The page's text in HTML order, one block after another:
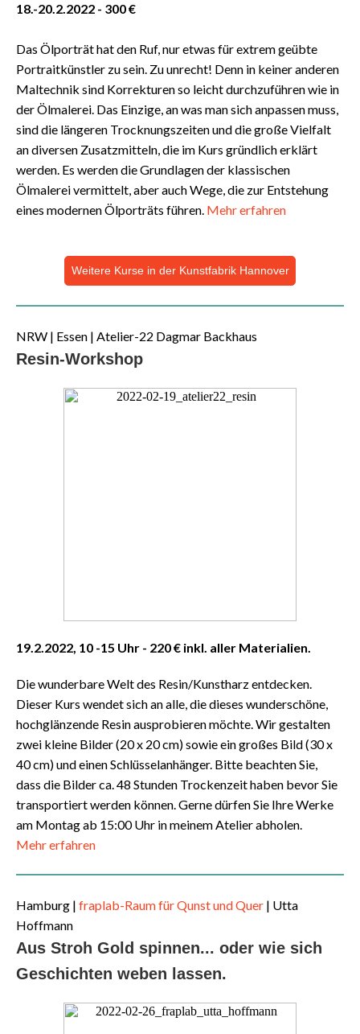
18.-20.2.2022 - 300 €
Das Ölporträt hat den Ruf, nur etwas für extrem geübte
Portraitkünstler zu sein. Zu unrecht! Denn in keiner anderen
Maltechnik sind Korrekturen so leicht durchzuführen wie in
der Ölmalerei. Das Einzige, an was man sich anpassen muss,
sind die längeren Trocknungszeiten und die große Vielfalt
an diversen Zusatzmitteln, die im Kurs gründlich erklärt
werden. Es werden die Grundlagen der klassischen
Ölmalerei vermittelt, aber auch Wege, die zur Entstehung
eines modernen Ölporträts führen. Mehr erfahren
Weitere Kurse in der Kunstfabrik Hannover
NRW | Essen | Atelier-22 Dagmar Backhaus
Resin-Workshop
19.2.2022, 10 -15 Uhr - 220 € inkl. aller Materialien.
Die wunderbare Welt des Resin/Kunstharz entdecken.
Dieser Kurs wendet sich an alle, die dieses wunderschöne,
hochglänzende Resin ausprobieren möchte. Wir gestalten
zwei kleine Bilder (20 x 20 cm) sowie ein großes Bild (30 x
40 cm) und einen Schlüsselanhänger. Bitte beachten Sie,
dass die Bilder ca. 48 Stunden Trockenzeit haben bevor Sie
transportiert werden können. Gerne dürfen Sie Ihre Werke
am Montag ab 15:00 Uhr in meinem Atelier abholen.
Mehr erfahren
Hamburg | fraplab-Raum für Qunst und Quer | Utta
Hoffmann
Aus Stroh Gold spinnen... oder wie sich
Geschichten weben lassen.